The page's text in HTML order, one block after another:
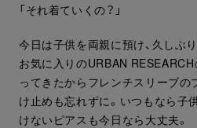
「それ着ていくの？」
今日は子供を両親に預け、久しぶ
お気に入りのURBAN
ってきたからフレンチスリーブの
け止めも忘れずに。いつもなら子
けないピアスも今日なら大丈夫。